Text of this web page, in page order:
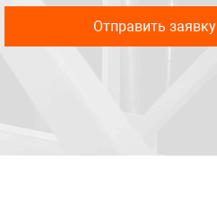
Отправить заявку